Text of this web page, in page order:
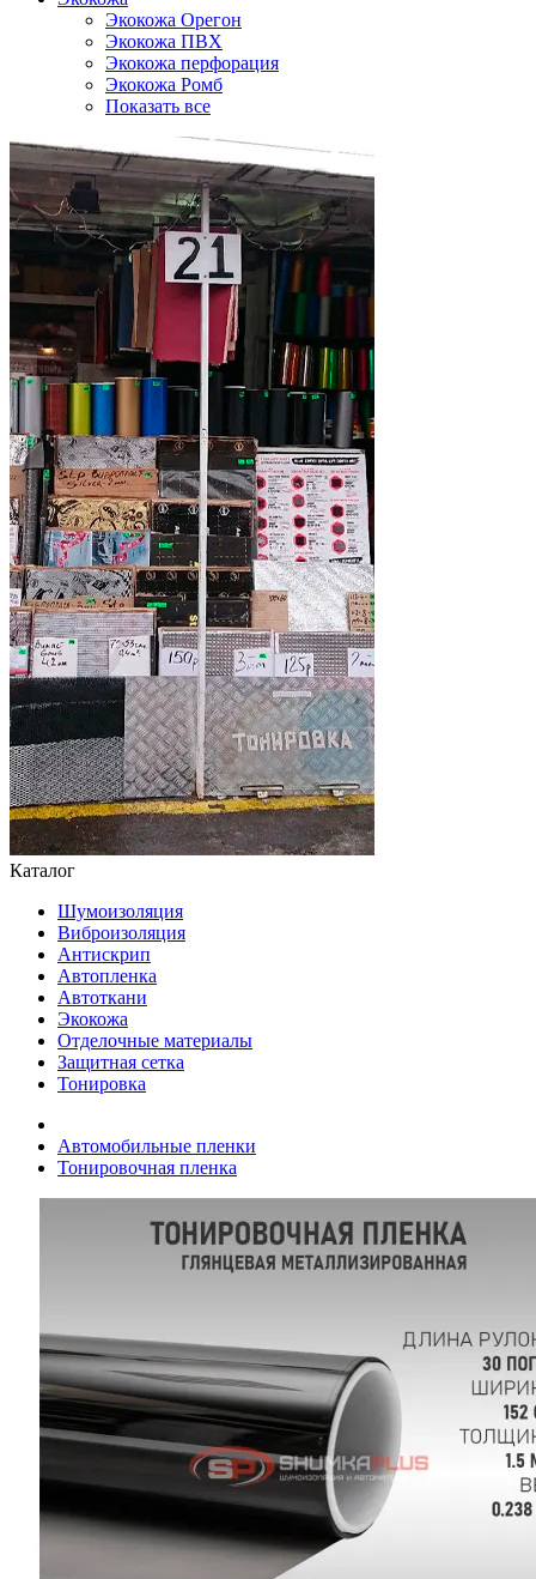
Экокожа Орегон
Экокожа ПВХ
Экокожа перфорация
Экокожа Ромб
Показать все
Каталог
Шумоизоляция
Виброизоляция
Антискрип
Автопленка
Автоткани
Экокожа
Отделочные материалы
Защитная сетка
Тонировка
Автомобильные пленки
Тонировочная пленка